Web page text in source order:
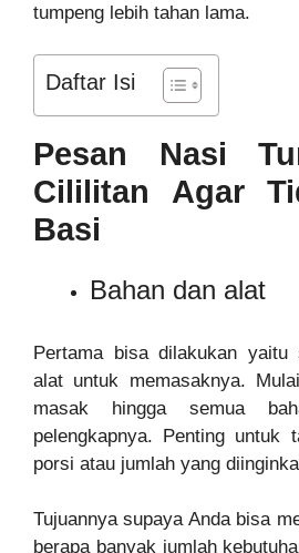
tumpeng lebih tahan lama.
Daftar Isi
Pesan Nasi
Cililitan Agar
Basi
Bahan dan alat
Pertama bisa dilakukan yaitu
alat untuk memasaknya.
masak hingga semua
pelengkapnya. Penting untuk
porsi atau jumlah yang
Tujuannya supaya Anda bisa
berapa banyak jumlah